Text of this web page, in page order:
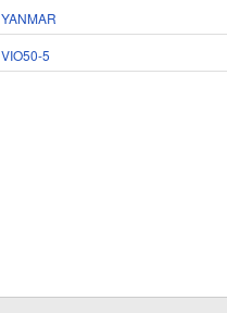
YANMAR
VIO50-5